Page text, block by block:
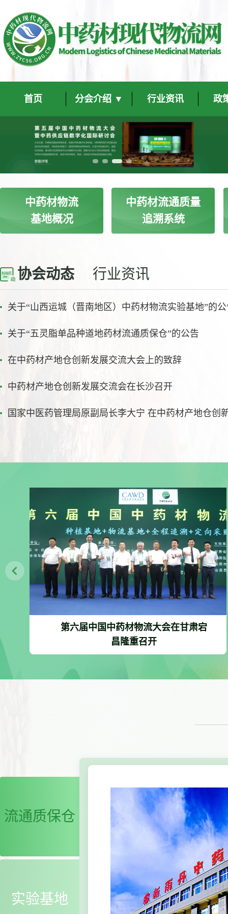
首页 分会介绍 ▼ 行业资讯 政
中药材物流
基地概况
中药材流通质量
追溯系统
协会动态 行业资讯
关于“山西运城（晋南地区）中药材物流实验基地”的
关于“五灵脂单品种道地药材流通质保仓”的公告
在中药材产地仓创新发展交流大会上的致辞
中药材产地仓创新发展交流会在长沙召开
国家中医药管理局原副局长李大宁 在中药材产地仓创
第六届中国中药材物流大会在甘肃宕
昌隆重召开
流通质保仓
实验基地